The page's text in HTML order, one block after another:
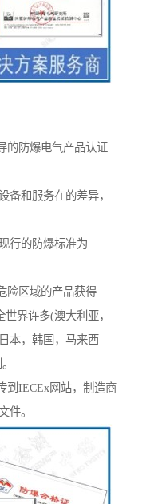
的防爆电气产品认证
备和服务在的差异，
行的防爆标准为
险区域的产品获得
界许多(澳大利亚，
本，韩国，马来西
到IECEx网站，制造商
件。